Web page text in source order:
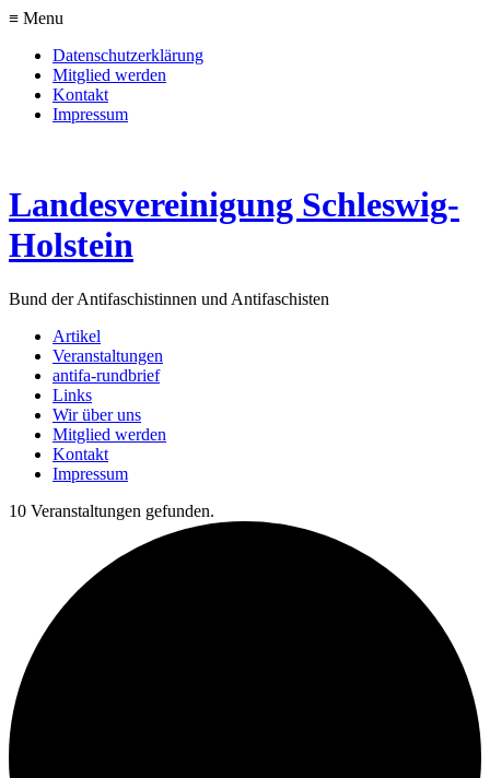
≡ Menu
Datenschutzerklärung
Mitglied werden
Kontakt
Impressum
Landesvereinigung Schleswig-
Holstein
Bund der Antifaschistinnen und Antifaschisten
Artikel
Veranstaltungen
antifa-rundbrief
Links
Wir über uns
Mitglied werden
Kontakt
Impressum
10 Veranstaltungen gefunden.